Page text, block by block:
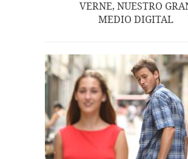
VERNE, NUESTRO
MEDIO DIGITAL